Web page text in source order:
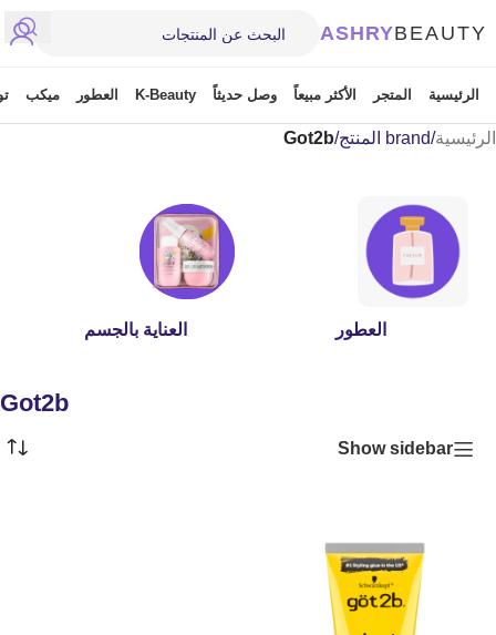
ASHRYBEAUTY
الرئيسية المتجر الأكثر مبيعاً وصل حديثاً K-Beauty العطور ميكب
الرئيسية/brand المنتج /
Got2b
العطور العناية بالجسم
Got2b
Show sidebar